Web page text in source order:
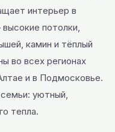
интерьер в
потолки,
камин и тёплый
во всех регионах
и в Подмосковье.
уютный,
тепла.